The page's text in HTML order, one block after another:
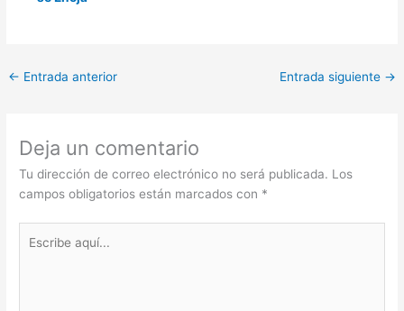
← Entrada anterior Entrada siguiente →
Deja un comentario
Tu dirección de correo electrónico no será publicada. Los
campos obligatorios están marcados con *
aquí...